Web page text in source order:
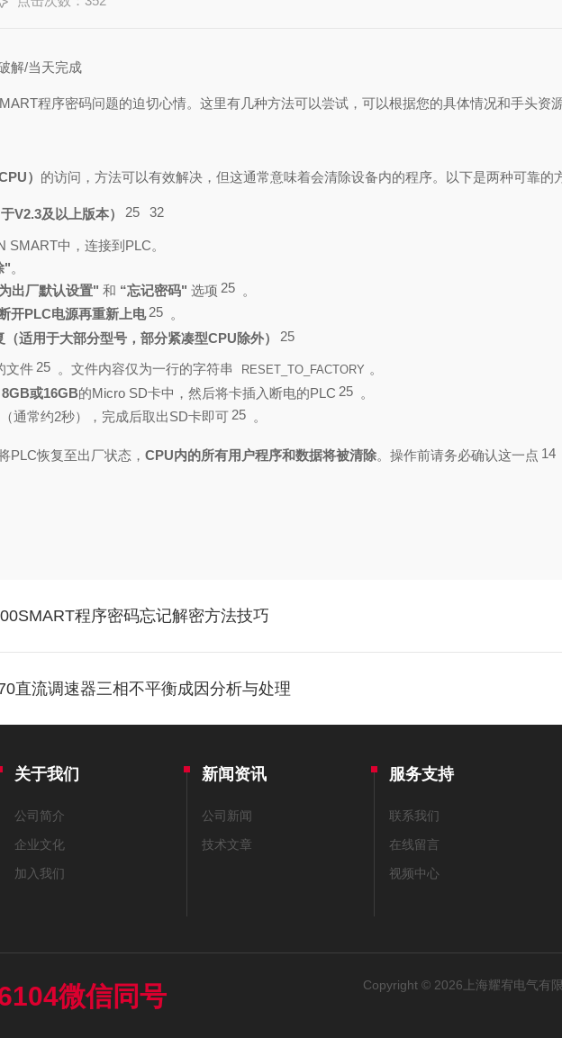
解/当天完成
程序密码问题的迫切心情。这里有几种方法可以尝试，可以根据您的具体情况和手头资
） 的访问，方法可以有效解决，但这通常意味着会清除设备内的程序。以下是两种可靠的
V2.3及以上版本） 25 32
SMART中，连接到PLC。
"。
出厂默认设置" 和 “忘记密码" 选项 25 。
开PLC电源再重新上电 25 。
适用于大部分型号，部分紧凑型CPU除外）
25
文件 25 。文件内容仅为一行的字符串 RESET_TO_FACTORY 。
或16GB的Micro SD卡中，然后将卡插入断电的PLC 25 。
通常约2秒），完成后取出SD卡即可 25 。
PLC恢复至出厂状态， CPU内的所有用户程序和数据将被清除。操作前请务必确认这一点 14
程序密码忘记解密方法技巧
直流调速器三相不平衡成因分析与处理
关于我们
公司简介
企业文化
加入我们
新闻资讯
公司新闻
技术文章
服务支持
联系我们
在线留言
视频中心
微信同号 Copyright © 2026上海耀宥电气